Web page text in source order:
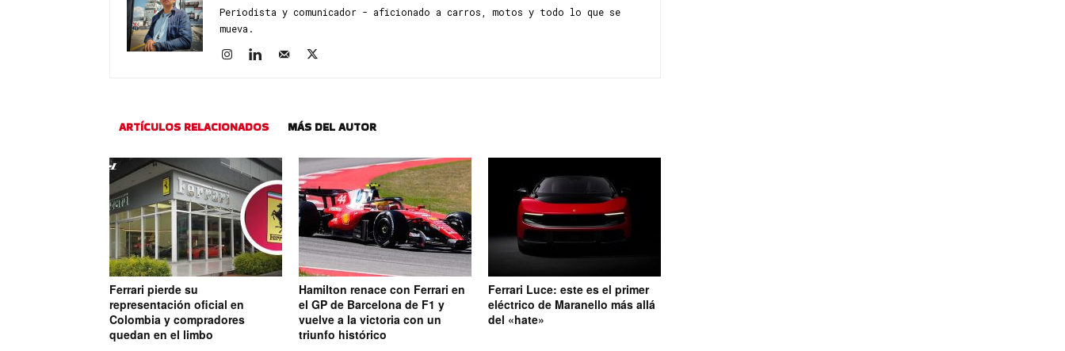
Periodista y comunicador - aficionado a carros, motos y todo lo que se
mueva.
ARTÍCULOS RELACIONADOS MÁS DEL AUTOR
Ferrari pierde su
representación oficial en
Colombia y compradores
quedan en el limbo
Hamilton renace con Ferrari en
el GP de Barcelona de F1 y
vuelve a la victoria con un
triunfo histórico
Ferrari Luce: este es el primer
eléctrico de Maranello más allá
del «hate»